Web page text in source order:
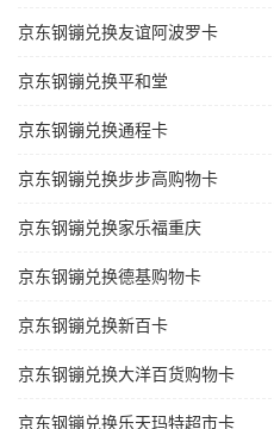
京东钢镚兑换友谊阿波罗卡
京东钢镚兑换平和堂
京东钢镚兑换通程卡
京东钢镚兑换步步高购物卡
京东钢镚兑换家乐福重庆
京东钢镚兑换德基购物卡
京东钢镚兑换新百卡
京东钢镚兑换大洋百货购物卡
京东钢镚兑换乐天玛特超市卡